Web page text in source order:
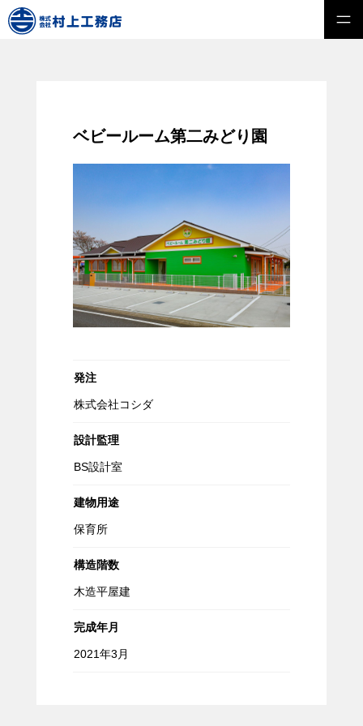
ベビールーム第二みどり園
発注
株式会社コシダ
設計監理
BS設計室
建物用途
保育所
構造階数
木造平屋建
完成年月
2021年3月